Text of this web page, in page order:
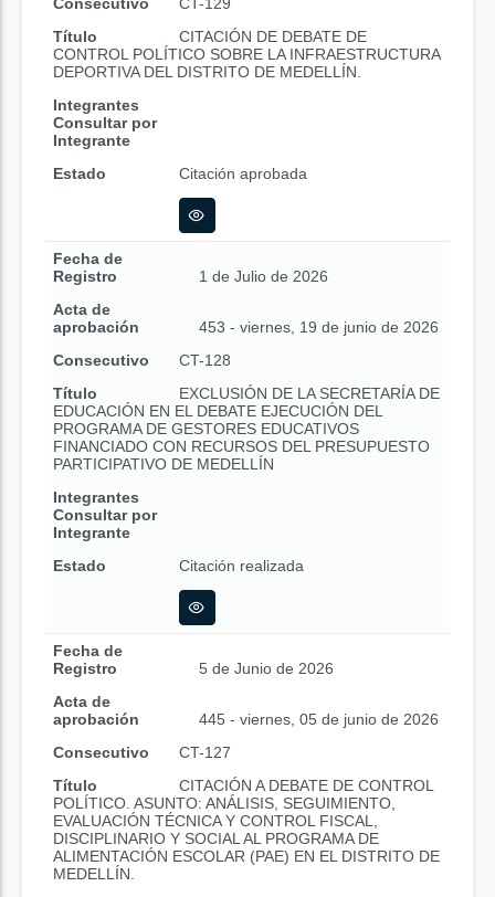
Título
CITACIÓN DE DEBATE DE
CONTROL POLÍTICO SOBRE LA INFRAESTRUCTURA
DEPORTIVA DEL DISTRITO DE MEDELLÍN.
Integrantes
Consultar por
Integrante
Estado
Citación aprobada
Fecha de
Registro
1 de Julio de 2026
Acta de
aprobación
453 - viernes, 19 de junio de 2026
Consecutivo
CT-128
Título
EXCLUSIÓN DE LA SECRETARÍA DE
EDUCACIÓN EN EL DEBATE EJECUCIÓN DEL
PROGRAMA DE GESTORES EDUCATIVOS
FINANCIADO CON RECURSOS DEL PRESUPUESTO
PARTICIPATIVO DE MEDELLÍN
Integrantes
Consultar por
Integrante
Estado
Citación realizada
Fecha de
Registro
5 de Junio de 2026
Acta de
aprobación
445 - viernes, 05 de junio de 2026
Consecutivo
CT-127
Título
CITACIÓN A DEBATE DE CONTROL
POLÍTICO. ASUNTO: ANÁLISIS, SEGUIMIENTO,
EVALUACIÓN TÉCNICA Y CONTROL FISCAL,
DISCIPLINARIO Y SOCIAL AL PROGRAMA DE
ALIMENTACIÓN ESCOLAR (PAE) EN EL DISTRITO DE
MEDELLÍN.